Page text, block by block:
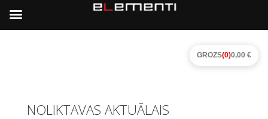
NOLIKTAVAS AKTUĀLAIS
GROZS(0)0,00 €